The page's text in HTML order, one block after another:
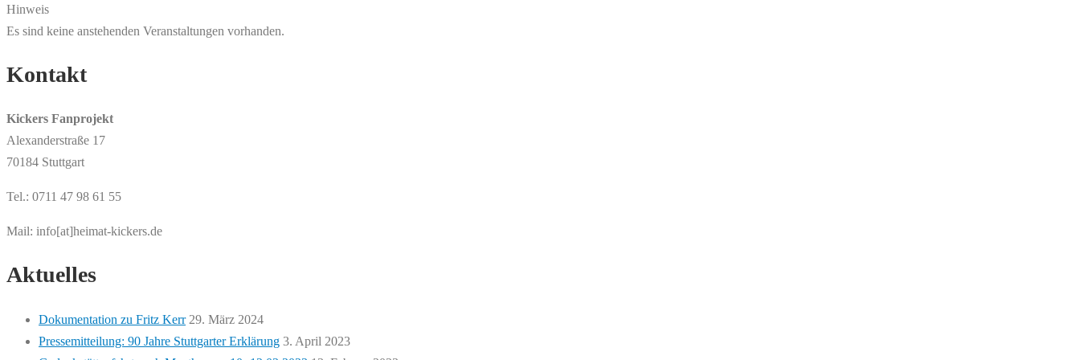
Hinweis
Es sind keine anstehenden Veranstaltungen vorhanden.
Kontakt
Kickers Fanprojekt
Alexanderstraße 17
70184 Stuttgart
Tel.: 0711 47 98 61 55
Mail: info[at]heimat-kickers.de
Aktuelles
Dokumentation zu Fritz Kerr 29. März 2024
Pressemitteilung: 90 Jahre Stuttgarter Erklärung 3. April 2023